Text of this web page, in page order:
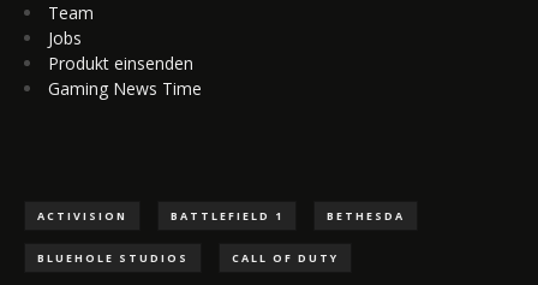
Team
Jobs
Produkt einsenden
Gaming News Time
ACTIVISION BATTLEFIELD 1 BETHESDA
BLUEHOLE STUDIOS CALL OF DUTY